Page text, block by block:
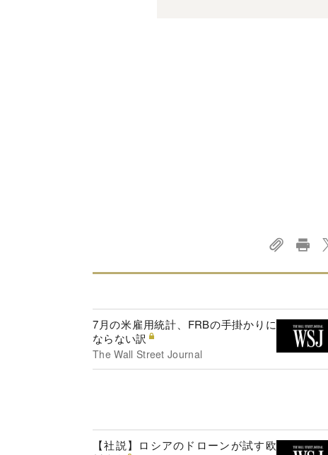
7月の米雇用統計、FRBの手掛かりに
ならない訳
The Wall Street Journal
【社説】ロシアのドローンが試す欧